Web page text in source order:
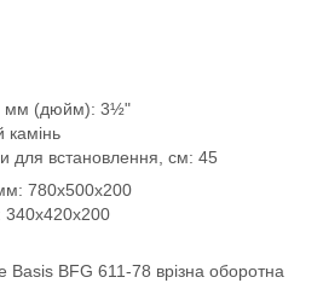
мм (дюйм): 3½"
камінь
для встановлення, см: 45
780х500х200
Basis BFG 611-78 врізна оборотна